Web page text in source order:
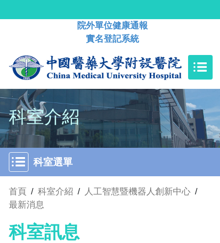
院外單位健康通報
實名登記系統
科室介紹
科室選單
首頁 / 科室介紹 / 人工智慧暨機器人創新中心 /
最新消息
科室訊息